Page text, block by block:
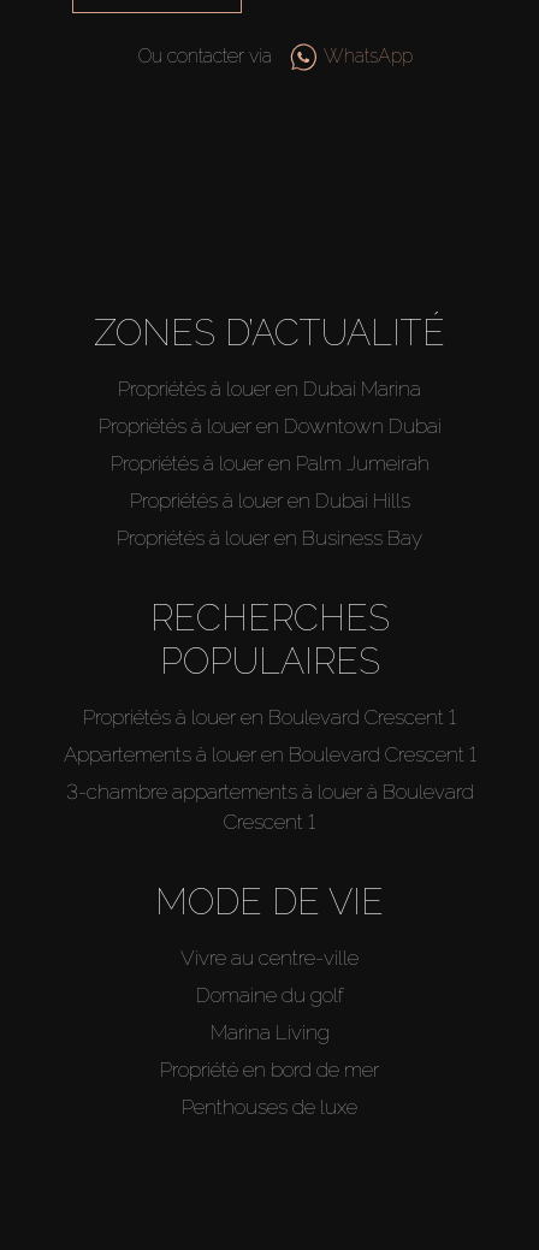
Ou contacter via WhatsApp
ZONES D’ACTUALITÉ
Propriétés à louer en Dubai Marina
Propriétés à louer en Downtown Dubai
Propriétés à louer en Palm Jumeirah
Propriétés à louer en Dubai Hills
Propriétés à louer en Business Bay
RECHERCHES
POPULAIRES
Propriétés à louer en Boulevard Crescent 1
Appartements à louer en Boulevard Crescent 1
3-chambre appartements à louer à Boulevard
Crescent 1
MODE DE VIE
Vivre au centre-ville
Domaine du golf
Marina Living
Propriété en bord de mer
Penthouses de luxe